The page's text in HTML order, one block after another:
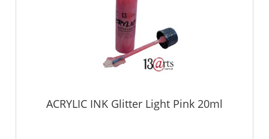
ACRYLIC INK Glitter Light Pink 20ml